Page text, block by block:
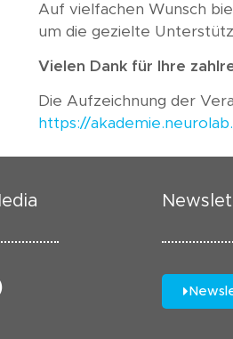
Auf vielfachen Wunsch
um die gezielte
Vielen Dank für Ihre
Die Aufzeichnung der
https://